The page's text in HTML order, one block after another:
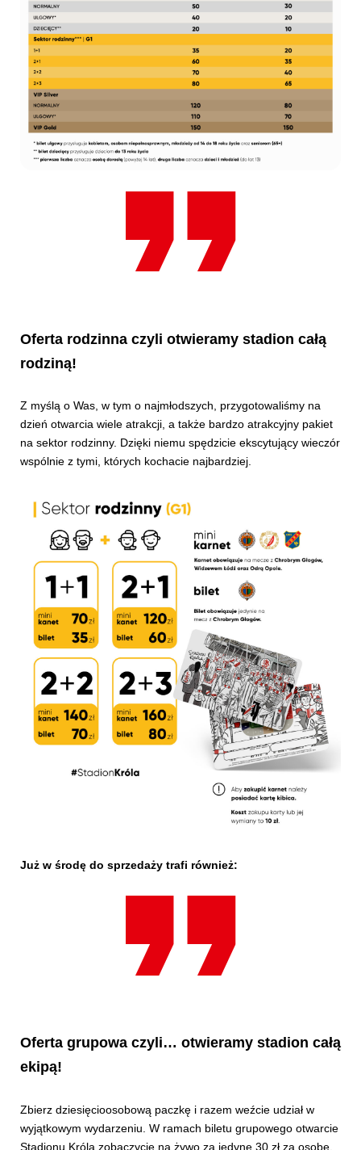
Oferta rodzinna czyli otwieramy stadion całą
rodziną!
Z myślą o Was, w tym o najmłodszych, przygotowaliśmy na
dzień otwarcia wiele atrakcji, a także bardzo atrakcyjny pakiet
na sektor rodzinny. Dzięki niemu spędzicie ekscytujący wieczór
wspólnie z tymi, których kochacie najbardziej.
Już w środę do sprzedaży trafi również:
Oferta grupowa czyli… otwieramy stadion całą
ekipą!
Zbierz dziesięcioosobową paczkę i razem weźcie udział w
wyjątkowym wydarzeniu. W ramach biletu grupowego otwarcie
Stadionu Króla zobaczycie na żywo za jedyne 30 zł za osobę.